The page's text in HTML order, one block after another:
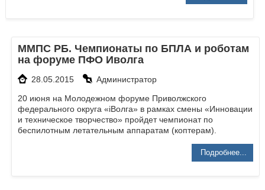
ММПС РБ. Чемпионаты по БПЛА и роботам
на форуме ПФО Иволга
28.05.2015
Администратор
20 июня на Молодежном форуме Приволжского
федерального округа «iВолга» в рамках смены «Инновации
и техническое творчество» пройдет чемпионат по
беспилотным летательным аппаратам (коптерам).
Подробнее...